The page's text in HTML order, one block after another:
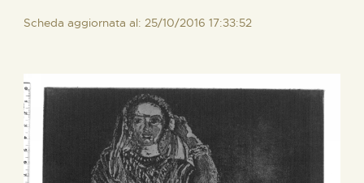
Scheda aggiornata al: 25/10/2016 17:33:52